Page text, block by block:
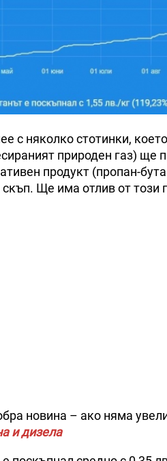
с няколко стотинки,
природен газ)
продукт (пропан-
Ще има отлив от този
новина – ако няма
и дизела